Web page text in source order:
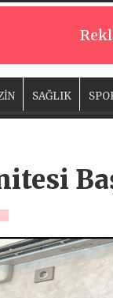
SAĞLIK